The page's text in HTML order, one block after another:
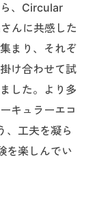
、Circular
んに共感した
まり、それぞ
け合わせて試
した。より多
キュラーエコ
、工夫を凝ら
を楽しんでい